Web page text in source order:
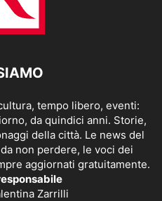
tempo libero, eventi:
da quindici anni. Storie,
della città. Le news del
non perdere, le voci dei
aggiornati gratuitamente.
Zarrilli